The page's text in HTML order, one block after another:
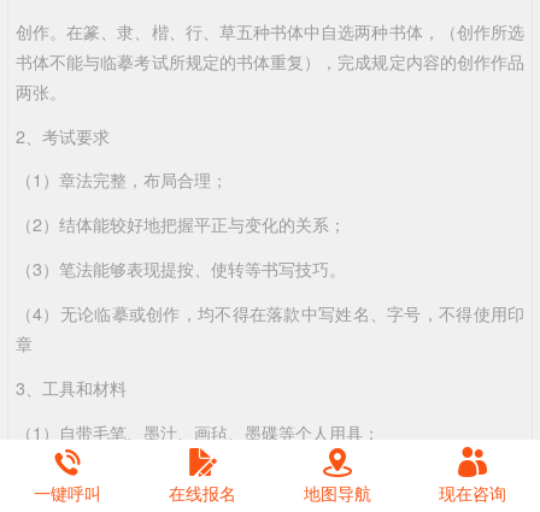
创作。在篆、隶、楷、行、草五种书体中自选两种书体，（创作所选
书体不能与临摹考试所规定的书体重复），完成规定内容的创作作品
两张。
2、考试要求
（1）章法完整，布局合理；
（2）结体能较好地把握平正与变化的关系；
（3）笔法能够表现提按、使转等书写技巧。
（4）无论临摹或创作，均不得在落款中写姓名、字号，不得使用印
章
3、工具和材料
（1）自带毛笔、墨汁、画毡、墨碟等个人用具；
（2）纸张：四尺三开宣纸（由考场提供）。
一键呼叫 在线报名 地图导航 现在咨询